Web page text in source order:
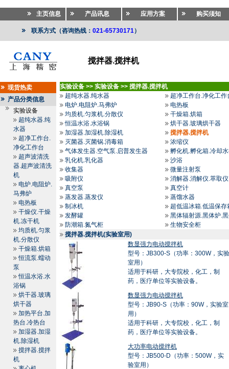
主页信息 产品讯息 应用方案 购买须知
联系方式（咨询热线： 021-65730171）
搅拌器.搅拌机
现货热卖
产品分类信息
实验设备
超纯水器.纯
水器
超净工作台.
净化工作台
超声波清洗
器.超声波清洗
机
电炉.电阻炉.
马弗炉
电热板
干燥仪.干燥
机.冻干机
均质机.匀浆
机.分散仪
干燥箱.烘箱
恒流泵.蠕动
泵
恒温水浴.水
浴锅
烘干器.玻璃
烘干器
加热平台.加
热台.冷热台
加湿器.加湿
机.除湿机
搅拌器.搅拌
机
实验设备 >> 实验设备 >> 搅拌器.搅拌机
超纯水器.纯水器
超净工作台.净化工作
电炉.电阻炉.马弗炉
电热板
均质机.匀浆机.分散仪
干燥箱.烘箱
恒温水浴.水浴锅
烘干器.玻璃烘干器
加湿器.加湿机.除湿机
搅拌器.搅拌机
灭菌器.灭菌锅.消毒箱
浓缩仪
气体发生器.空气泵.启普发生器
孵化机.孵化箱.冷却
乳化机.乳化器
沙浴
收集器
微量注射泵
吸附仪
消解器.消解仪.萃取仪
真空泵
真空计
蒸发器.蒸发仪
蒸馏水器
制冰机
超低温冰箱.低温保
发酵罐
黑体辐射源.黑体炉.
防潮箱.氮气柜
生物安全柜
搅拌器.搅拌机(实验室用)
数显强力电动搅拌机
型号：JB300-S（功率：300W，实验
室用）
适用于科研，大专院校，化工，制
药，医疗单位等实验设备。
数显强力电动搅拌机
型号：JB90-S（功率：90W，实验室
用）
适用于科研，大专院校，化工，制
药，医疗单位等实验设备。
大功率电动搅拌机
型号：JB500-D（功率：500W，实
验室用）